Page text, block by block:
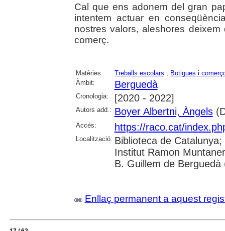
Cal que ens adonem del gran
intentem actuar en
nostres valors, aleshores
comerç.
Matèries: Treballs escolars ; Botigues i
Àmbit:
Berguedà
Cronologia: [2020 - 2022]
Autors add.: Boyer Albertni, Àngels
Accés: https://raco.cat/
Localització: Biblioteca de
Institut Ramon
B. Guillem de Berguedà
Enllaç permanent a aquest